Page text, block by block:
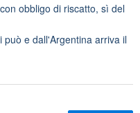
obbligo di riscatto, sì del
può e dall'Argentina arriva il